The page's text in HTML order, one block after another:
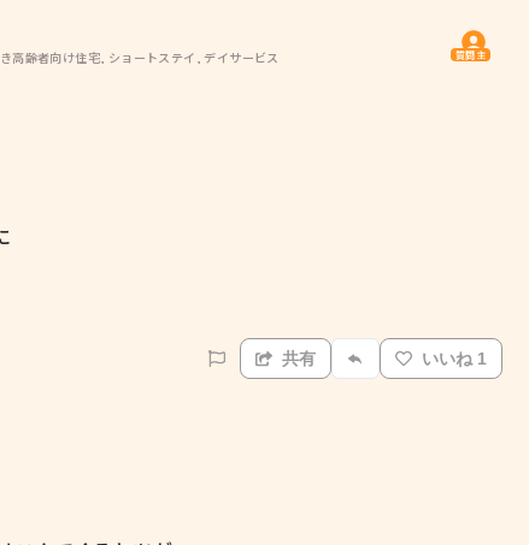
高齢者向け住宅, ショートステイ, デイサービス 質問主
共有 いいね 1